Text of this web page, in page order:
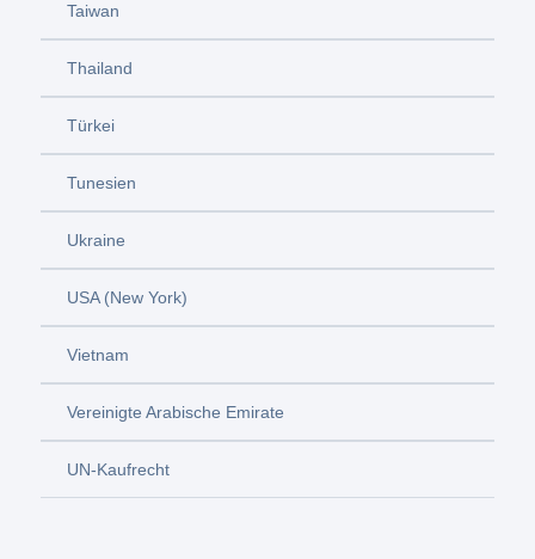
Taiwan
Thailand
Türkei
Tunesien
Ukraine
USA (New York)
Vietnam
Vereinigte Arabische Emirate
UN-Kaufrecht